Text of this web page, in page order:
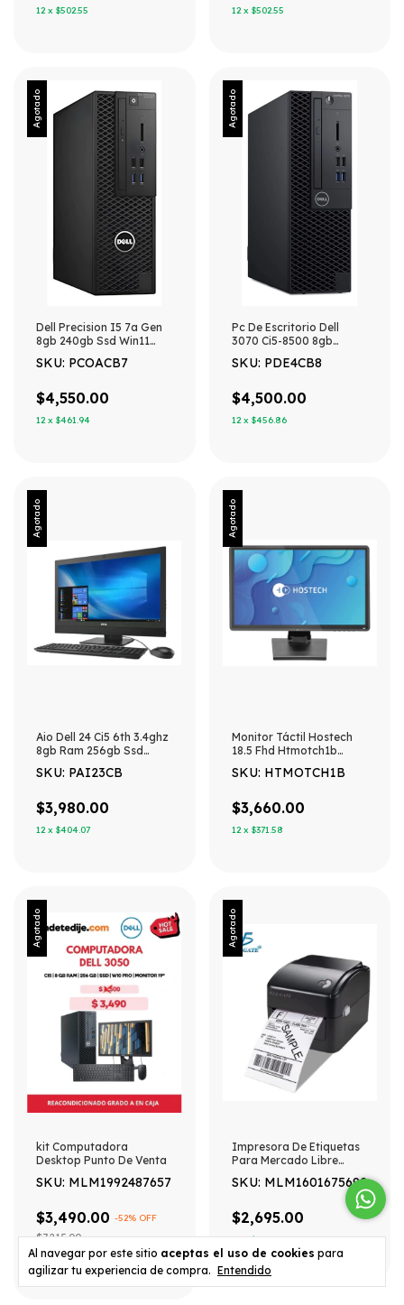
Al navegar por este sitio aceptas el uso de cookies para
agilizar tu experiencia de compra. Entendido
12 x $502.55 12 x $502.55
Agotado
Dell Precision I5 7a Gen
8gb 240gb Ssd Win11
8 Gb Graficos
SKU: PCOACB7
$4,550.00
12 x $461.94
Agotado
Pc De Escritorio Dell
3070 Ci5-8500 8gb
SKU: PDE4CB8
$4,500.00
12 x $456.86
Agotado
Aio Dell 24 Ci5 6th 3.4ghz
8gb Ram 256gb Ssd
SKU: PAI23CB
$3,980.00
12 x $404.07
Agotado
Monitor Táctil Hostech
18.5 Fhd Htmotch1b
SKU: HTMOTCH1B
$3,660.00
12 x $371.58
Agotado
kit Computadora
Desktop Punto De Venta
SKU: MLM1992487657
$3,490.00 -52% OFF
$7,215.00
12 x$354.32
Agotado
Impresora De Etiquetas
Para Mercado Libre
SKU: MLM1601675692
$2,695.00
12 x$273.61